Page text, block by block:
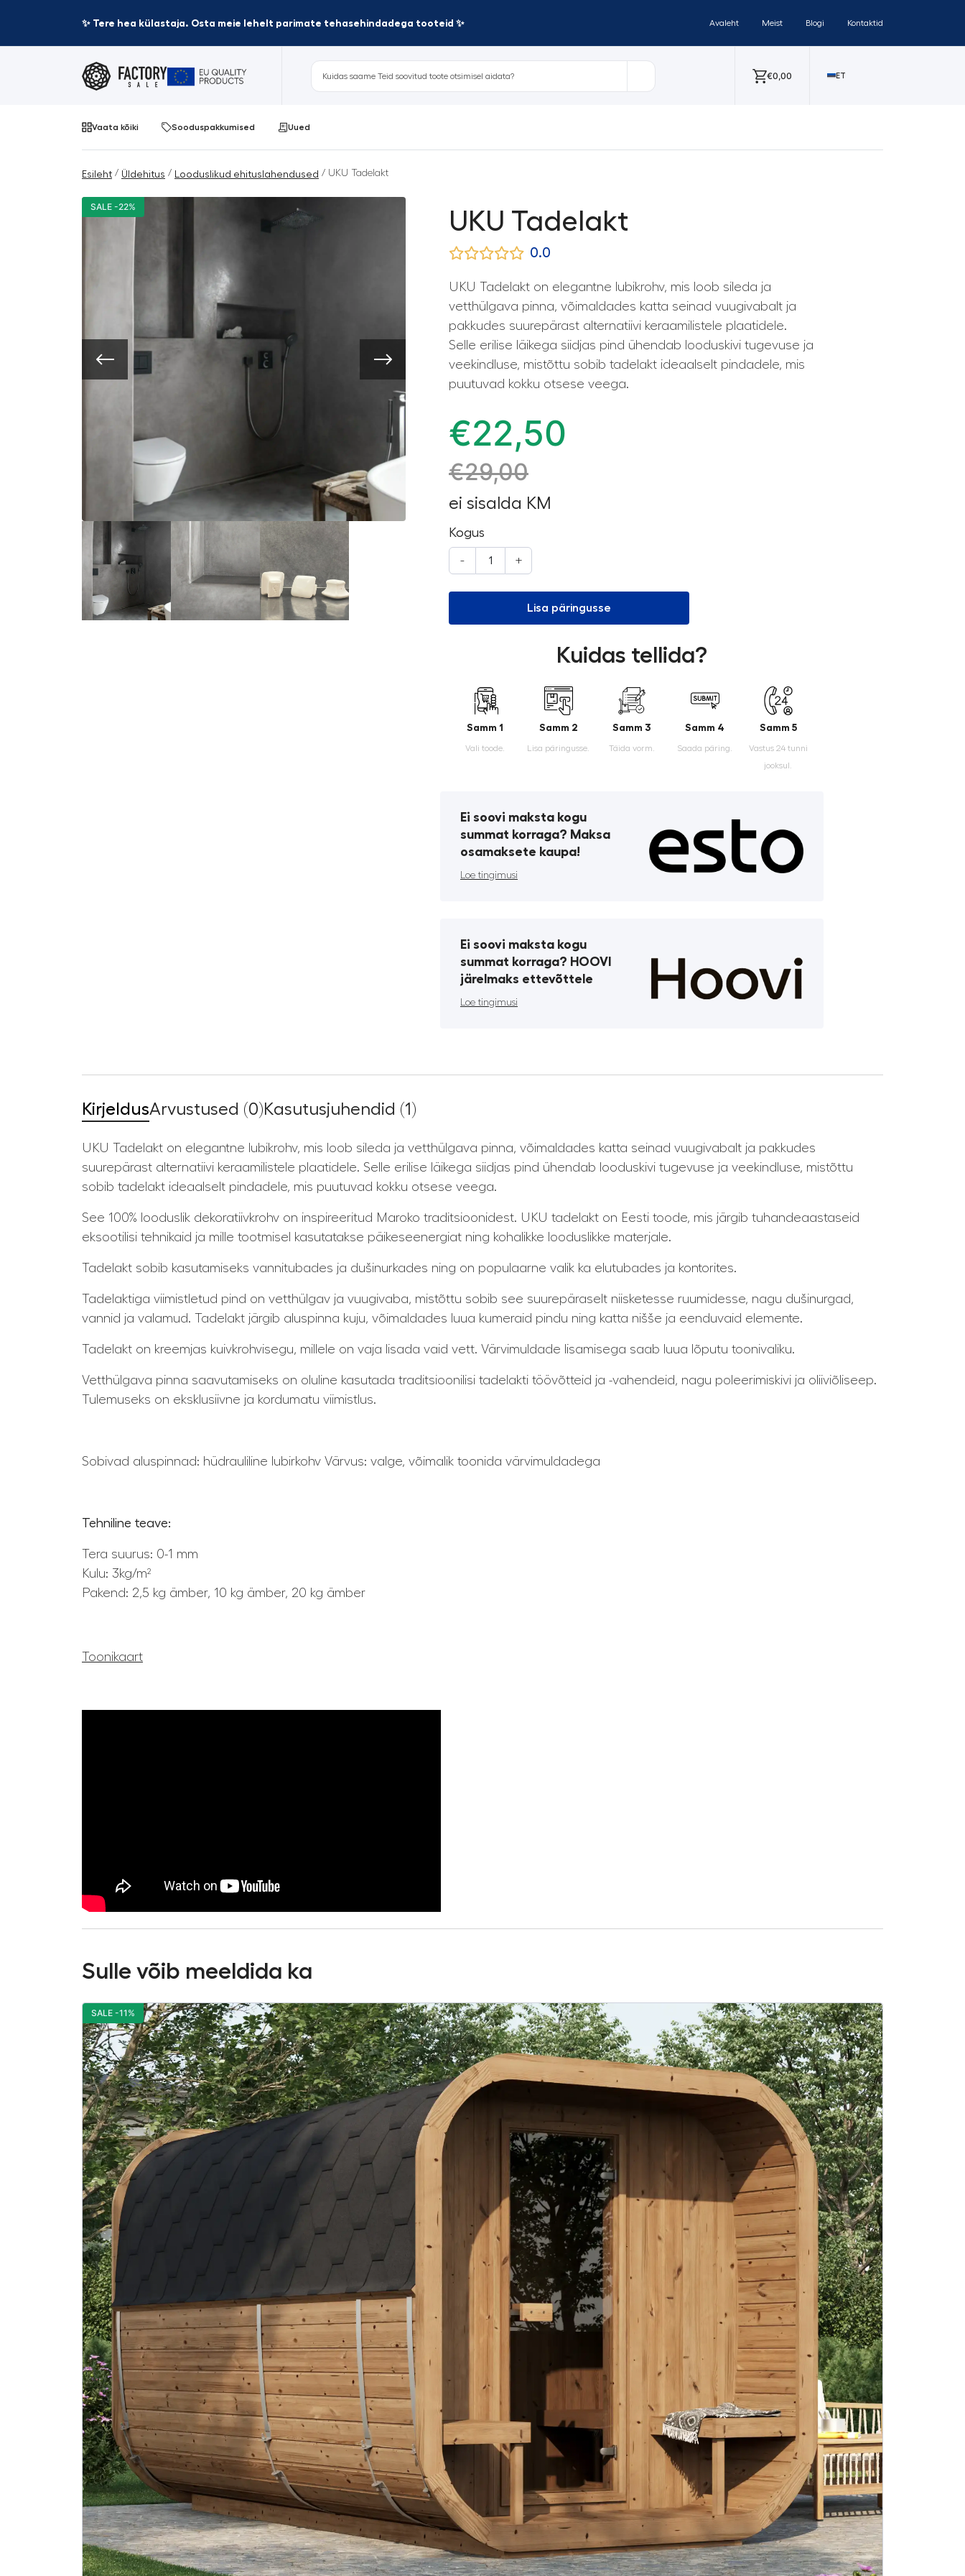
✨ Tere hea külastaja. Osta meie lehelt parimate tehasehindadega tooteid ✨ Avaleht Meist Blogi Kontaktid
€0,00 ET
Vaata kõiki Sooduspakkumised Uued
Esileht / Üldehitus / Looduslikud ehituslahendused / UKU Tadelakt
SALE -22%
UKU Tadelakt
0.0
UKU Tadelakt on elegantne lubikrohv, mis loob sileda ja
vetthülgava pinna, võimaldades katta seinad vuugivabalt ja
pakkudes suurepärast alternatiivi keraamilistele plaatidele.
Selle erilise läikega siidjas pind ühendab looduskivi tugevuse ja
veekindluse, mistõttu sobib tadelakt ideaalselt pindadele, mis
puutuvad kokku otsese veega.
€22,50
€29,00
ei sisalda KM
Kogus
- +
Lisa päringusse
Kuidas tellida?
Samm 1
Vali toode.
Samm 2
Lisa päringusse.
Samm 3
Täida vorm.
Samm 4
Saada päring.
Samm 5
Vastus 24 tunni
jooksul.
Ei soovi maksta kogu
summat korraga? Maksa
osamaksete kaupa!
Loe tingimusi
Ei soovi maksta kogu
summat korraga? HOOVI
järelmaks ettevõttele
Loe tingimusi
KirjeldusArvustused (0)Kasutusjuhendid (1)
UKU Tadelakt on elegantne lubikrohv, mis loob sileda ja vetthülgava pinna, võimaldades katta seinad vuugivabalt ja pakkudes
suurepärast alternatiivi keraamilistele plaatidele. Selle erilise läikega siidjas pind ühendab looduskivi tugevuse ja veekindluse, mistõttu
sobib tadelakt ideaalselt pindadele, mis puutuvad kokku otsese veega.
See 100% looduslik dekoratiivkrohv on inspireeritud Maroko traditsioonidest. UKU tadelakt on Eesti toode, mis järgib tuhandeaastaseid
eksootilisi tehnikaid ja mille tootmisel kasutatakse päikeseenergiat ning kohalikke looduslikke materjale.
Tadelakt sobib kasutamiseks vannitubades ja dušinurkades ning on populaarne valik ka elutubades ja kontorites.
Tadelaktiga viimistletud pind on vetthülgav ja vuugivaba, mistõttu sobib see suurepäraselt niisketesse ruumidesse, nagu dušinurgad,
vannid ja valamud. Tadelakt järgib aluspinna kuju, võimaldades luua kumeraid pindu ning katta nišše ja eenduvaid elemente.
Tadelakt on kreemjas kuivkrohvisegu, millele on vaja lisada vaid vett. Värvimuldade lisamisega saab luua lõputu toonivaliku.
Vetthülgava pinna saavutamiseks on oluline kasutada traditsioonilisi tadelakti töövõtteid ja -vahendeid, nagu poleerimiskivi ja oliiviõliseep.
Tulemuseks on eksklusiivne ja kordumatu viimistlus.
Sobivad aluspinnad: hüdrauliline lubirkohv Värvus: valge, võimalik toonida värvimuldadega
Tehniline teave:
Tera suurus: 0-1 mm
Kulu: 3kg/m²
Pakend: 2,5 kg ämber, 10 kg ämber, 20 kg ämber
Toonikaart
Sulle võib meeldida ka
SALE -11%